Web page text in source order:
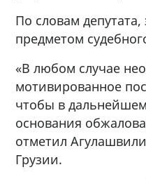
По словам
предметом
«В любом случае
мотивированное
чтобы в
основания
отметил
Грузии.